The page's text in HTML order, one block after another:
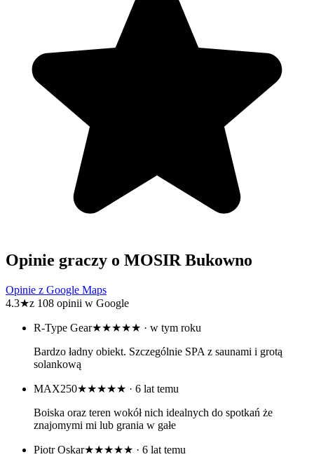
Opinie graczy o MOSIR Bukowno
Opinie z Google Maps
4.3★z 108 opinii w Google
R-Type Gear★★★★★ · w tym roku
Bardzo ładny obiekt. Szczególnie SPA z saunami i grotą
solankową
MAX250★★★★★ · 6 lat temu
Boiska oraz teren wokół nich idealnych do spotkań że
znajomymi mi lub grania w gałe
Piotr Oskar★★★★★ · 6 lat temu